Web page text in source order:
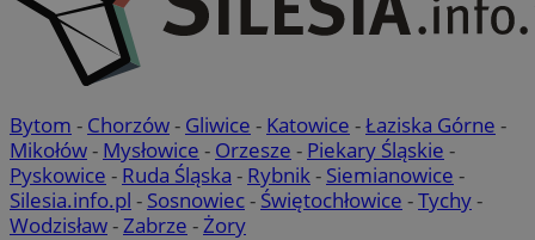
Bytom - Chorzów- Gliwice - Katowice -Łaziska Górne -
Mikołów- Mysłowice - Orzesze - Piekary Śląskie -
Pyskowice - Ruda Śląska - Rybnik - Siemianowice -
Silesia.info.pl - Sosnowiec- Świętochłowice -Tychy-
Wodzisław- Zabrze - Żory